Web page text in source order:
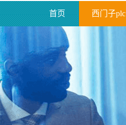
首页 西门子plc